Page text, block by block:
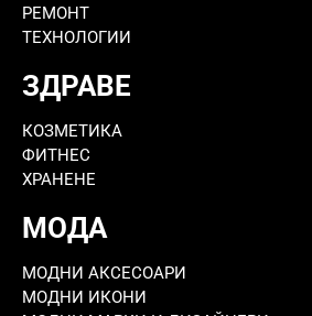
РЕМОНТ
ТЕХНОЛОГИИ
ЗДРАВЕ
КОЗМЕТИКА
ФИТНЕС
ХРАНЕНЕ
МОДА
МОДНИ АКСЕСОАРИ
МОДНИ ИКОНИ